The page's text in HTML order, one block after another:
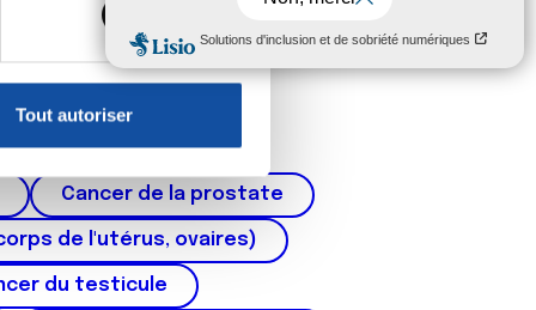
reportez-vous à lasection «
sur les cookies.
informations que
Tout autoriser
Cancer de la prostate
de l'utérus, ovaires)
du testicule